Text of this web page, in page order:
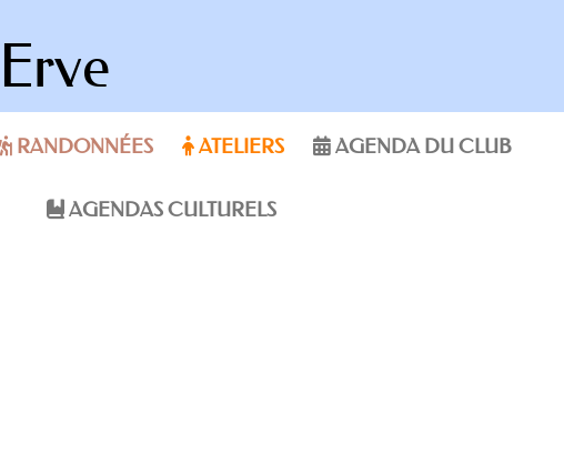
RANDONNÉES ATELIERS AGENDA DU CLUB
AGENDAS CULTURELS